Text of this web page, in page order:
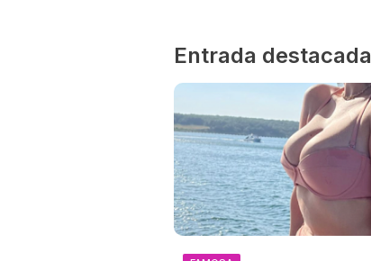
Entrada destacada